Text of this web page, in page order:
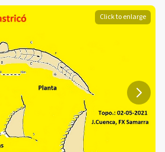
Click to enlarge